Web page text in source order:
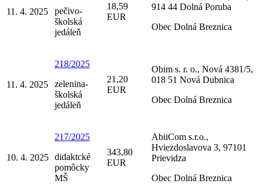
11. 4. 2025
pečivo-
školská
jedáleň
18,59
EUR
914 44 Dolná Poruba
Obec Dolná Breznica
11. 4. 2025
218/2025
zelenina-
školská
jedáleň
21,20
EUR
Obim s. r. o., Nová 4381/5,
018 51 Nová Dubnica
Obec Dolná Breznica
10. 4. 2025
217/2025
didaktcké
pomôcky
MŠ
343,80
EUR
AbiiCom s.r.o.,
Hviezdoslavova 3, 97101
Prievidza
Obec Dolná Breznica